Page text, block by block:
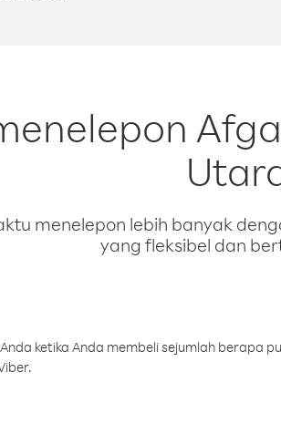
menelepon lebih banyak
yang fleksibel dan
ketika Anda membeli sejumlah berapa